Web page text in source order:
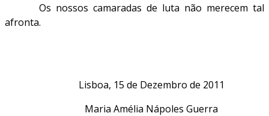
Os nossos camaradas de luta não merecem tal
afronta.
Lisboa, 15 de Dezembro de 2011
Maria Amélia Nápoles Guerra